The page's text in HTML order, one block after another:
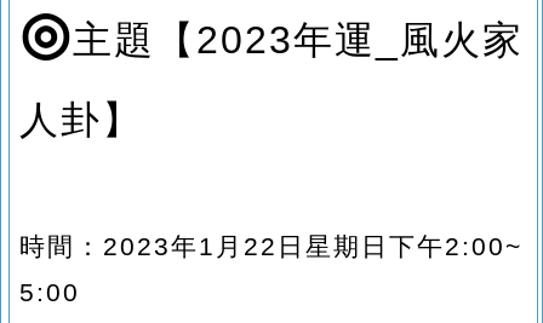
◎主題【2023年運_風火家
人卦】
時間：2023年1月22日星期日下午2:00~
5:00